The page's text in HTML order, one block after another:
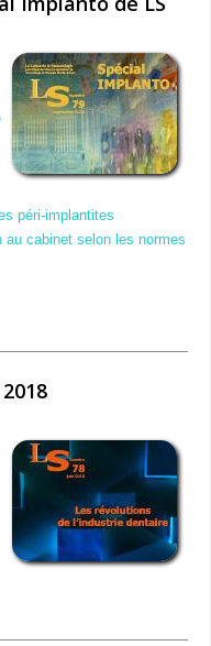
péri-implantites
cabinet selon les normes